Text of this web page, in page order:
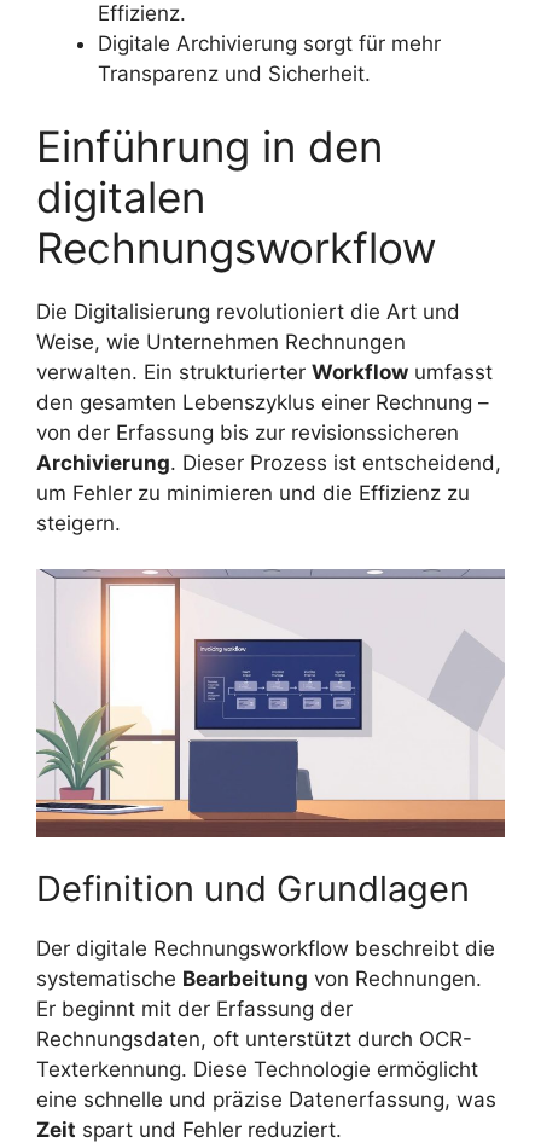
Effizienz.
Digitale Archivierung sorgt für mehr
Transparenz und Sicherheit.
Einführung in den
digitalen
Rechnungsworkflow
Die Digitalisierung revolutioniert die Art und
Weise, wie Unternehmen Rechnungen
verwalten. Ein strukturierter Workflow umfasst
den gesamten Lebenszyklus einer Rechnung –
von der Erfassung bis zur revisionssicheren
Archivierung. Dieser Prozess ist entscheidend,
um Fehler zu minimieren und die Effizienz zu
steigern.
Definition und Grundlagen
Der digitale Rechnungsworkflow beschreibt die
systematische Bearbeitung von Rechnungen.
Er beginnt mit der Erfassung der
Rechnungsdaten, oft unterstützt durch OCR-
Texterkennung. Diese Technologie ermöglicht
eine schnelle und präzise Datenerfassung, was
Zeit spart und Fehler reduziert.